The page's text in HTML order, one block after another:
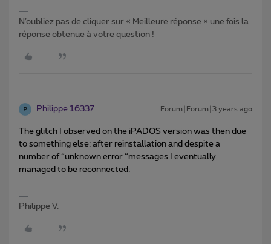
N’oubliez pas de cliquer sur « Meilleure réponse » une fois la
réponse obtenue à votre question !
P Philippe 16337 Forum|Forum|3 years ago
The glitch I observed on the iPADOS version was then due
to something else: after reinstallation and despite a
number of “unknown error “messages I eventually
managed to be reconnected.
Philippe V.